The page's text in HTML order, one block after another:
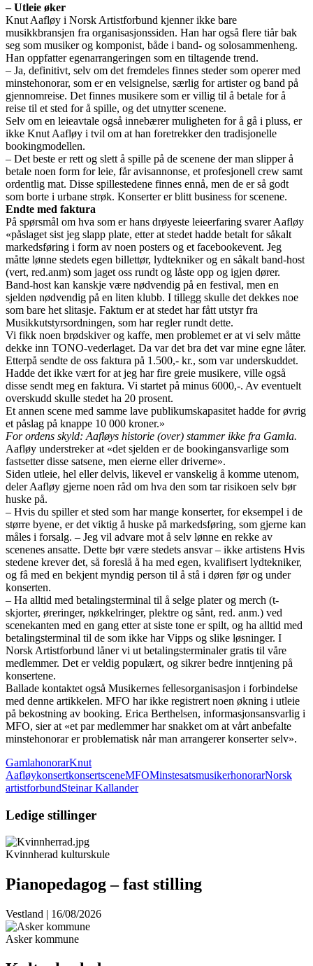
– Utleie øker
Knut Aafløy i Norsk Artistforbund kjenner ikke bare
musikkbransjen fra organisasjonssiden. Han har også flere tiår bak
seg som musiker og komponist, både i band- og solosammenheng.
Han oppfatter egenarrangeringen som en tiltagende trend.
– Ja, definitivt, selv om det fremdeles finnes steder som operer med
minstehonorar, som er en velsignelse, særlig for artister og band på
gjennomreise. Det finnes musikere som er villig til å betale for å
reise til et sted for å spille, og det utnytter scenene.
Selv om en leieavtale også innebærer muligheten for å gå i pluss, er
ikke Knut Aafløy i tvil om at han foretrekker den tradisjonelle
bookingmodellen.
– Det beste er rett og slett å spille på de scenene der man slipper å
betale noen form for leie, får avisannonse, et profesjonell crew samt
ordentlig mat. Disse spillestedene finnes ennå, men de er så godt
som borte i urbane strøk. Konserter er blitt business for scenene.
Endte med faktura
På spørsmål om hva som er hans drøyeste leieerfaring svarer Aafløy
«påslaget sist jeg slapp plate, etter at stedet hadde betalt for såkalt
markedsføring i form av noen posters og et facebookevent. Jeg
måtte lønne stedets egen billettør, lydtekniker og en såkalt band-host
(vert, red.anm) som jaget oss rundt og låste opp og igjen dører.
Band-host kan kanskje være nødvendig på en festival, men en
sjelden nødvendig på en liten klubb. I tillegg skulle det dekkes noe
som bare het slitasje. Faktum er at stedet har fått utstyr fra
Musikkutstyrsordningen, som har regler rundt dette.
Vi fikk noen brødskiver og kaffe, men problemet er at vi selv måtte
dekke inn TONO-vederlaget. Da var det bra det var mine egne låter.
Etterpå sendte de oss faktura på 1.500,- kr., som var underskuddet.
Hadde det ikke vært for at jeg har fire greie musikere, ville også
disse sendt meg en faktura. Vi startet på minus 6000,-. Av eventuelt
overskudd skulle stedet ha 20 prosent.
Et annen scene med samme lave publikumskapasitet hadde for øvrig
et påslag på knappe 10 000 kroner.»
For ordens skyld: Aafløys historie (over) stammer ikke fra Gamla.
Aafløy understreker at «det sjelden er de bookingansvarlige som
fastsetter disse satsene, men eierne eller driverne».
Siden utleie, hel eller delvis, likevel er vanskelig å komme utenom,
deler Aafløy gjerne noen råd om hva den som tar risikoen selv bør
huske på.
– Hvis du spiller et sted som har mange konserter, for eksempel i de
større byene, er det viktig å huske på markedsføring, som gjerne kan
måles i forsalg. – Jeg vil advare mot å selv lønne en rekke av
scenenes ansatte. Dette bør være stedets ansvar – ikke artistens Hvis
stedene krever det, så foreslå å ha med egen, kvalifisert lydtekniker,
og få med en bekjent myndig person til å stå i døren før og under
konserten.
– Ha alltid med betalingsterminal til å selge plater og merch (t-
skjorter, øreringer, nøkkelringer, plektre og sånt, red. anm.) ved
scenekanten med en gang etter at siste tone er spilt, og ha alltid med
betalingsterminal til de som ikke har Vipps og slike løsninger. I
Norsk Artistforbund låner vi ut betalingsterminaler gratis til våre
medlemmer. Det er veldig populært, og sikrer bedre inntjening på
konsertene.
Ballade kontaktet også Musikernes fellesorganisasjon i forbindelse
med denne artikkelen. MFO har ikke registrert noen økning i utleie
på bekostning av booking. Erica Berthelsen, informasjonsansvarlig i
MFO, sier at «et par medlemmer har snakket om at vårt anbefalte
minstehonorar er problematisk når man arrangerer konserter selv».
GamlahonorarKnut
AafløykonsertkonsertsceneMFOMinstesatsmusikerhonorarNorsk
artistforbundSteinar Kallander
Ledige stillinger
Kvinnherad kulturskule
Pianopedagog – fast stilling
Vestland | 16/08/2026
Asker kommune